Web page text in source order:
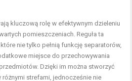
kluczową rolę w efektywnym dzieleniu
pomieszczeniach. Reguła ta
, które nie tylko pełnią funkcję separatorów,
miejsce do przechowywania
Dzięki im można stworzyć
strefami, jednocześnie nie